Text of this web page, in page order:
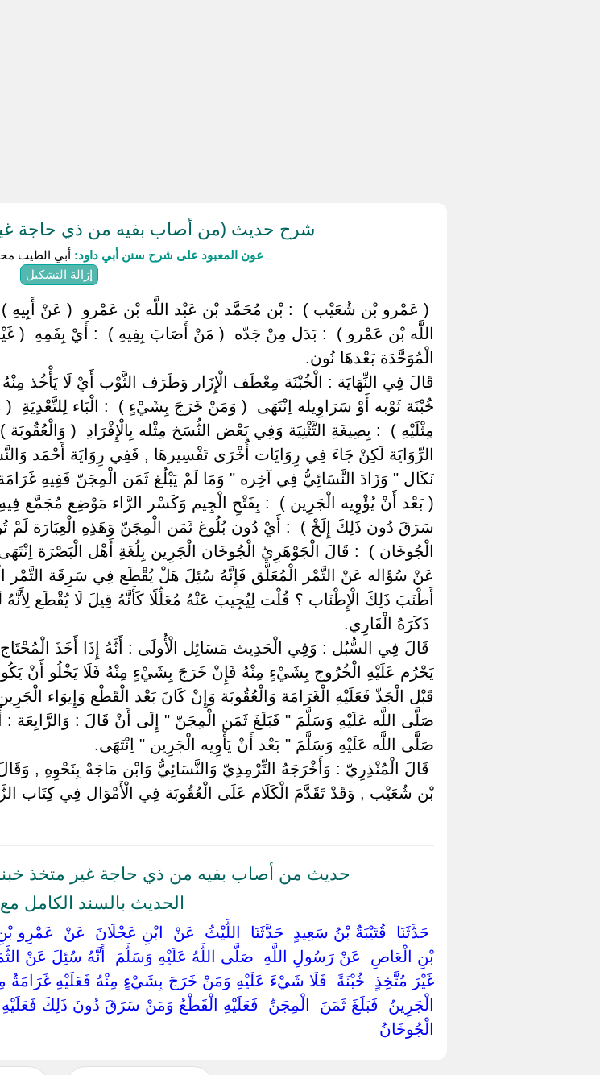
شرح حديث (من أصاب بفيه من ذي حاجة
عون المعبود على شرح سنن أبي داود: أبي الطيب
إزالة التشكيل
‏( عَمْرو بْن شُعَيْب ) ‏ ‏: بْن مُحَمَّد بْن عَبْد اللَّه بْن عَمْرو ‏ ‏( عَنْ
اللَّه بْن عَمْرو ) ‏ ‏: بَدَل مِنْ جَدّه ‏ ‏( مَنْ أَصَابَ بِفِيهِ ) ‏ ‏: أَيْ بِفَمِهِ ‏ ‏(
الْمُوَحَّدَة بَعْدهَا نُون.
قَالَ فِي النِّهَايَة : الْخُبْنَة مِعْطَف الْإِزَار وَطَرَف الثَّوْب أَيْ لَا يَأْخُذ
خُبْنَة ثَوْبه أَوْ سَرَاوِيله اِنْتَهَى ‏ ‏( وَمَنْ خَرَجَ بِشَيْءٍ ) ‏ ‏: الْبَاء لِلتَّعْدِيَةِ
مِثْلَيْهِ ) ‏ ‏: بِصِيغَةِ التَّثْنِيَة وَفِي بَعْض النُّسَخ مِثْله بِالْإِفْرَادِ ‏ ‏(
الرِّوَايَة لَكِنْ جَاءَ فِي رِوَايَات أُخْرَى تَفْسِيرهَا , فَفِي رِوَايَة أَحْمَد
نَكَال " وَزَادَ النَّسَائِيُّ فِي آخِره " وَمَا لَمْ يَبْلُغ ثَمَن الْمِجَنّ فَفِيهِ
‏( بَعْد أَنْ يُؤْوِيه الْجَرِين ) ‏ ‏: بِفَتْحِ الْجِيم وَكَسْر الرَّاء مَوْضِع مُجَمَّع
سَرَقَ دُون ذَلِكَ إِلَخْ ) ‏ ‏: أَيْ دُون بُلُوغ ثَمَن الْمِجَنّ وَهَذِهِ الْعِبَارَة لَمْ
الْجُوخَان ) ‏ ‏: قَالَ الْجَوْهَرِيّ الْجُوخَان الْجَرِين بِلُغَةِ أَهْل الْبَصْرَة
عَنْ سُؤَاله عَنْ التَّمْر الْمُعَلَّق فَإِنَّهُ سُئِلَ هَلْ يُقْطَع فِي سَرِقَة التَّمْر
أَطْنَبَ ذَلِكَ الْإِطْنَاب ؟ قُلْت لِيُجِيبَ عَنْهُ مُعَلِّلًا كَأَنَّهُ قِيلَ لَا يُقْطَع
‏ ‏ذَكَرَهُ الْقَارِي.
‏قَالَ فِي السُّبُل : وَفِي الْحَدِيث مَسَائِل الْأُولَى : أَنَّهُ إِذَا أَخَذَ الْمُحْتَاج
يَحْرُم عَلَيْهِ الْخُرُوج بِشَيْءٍ مِنْهُ فَإِنْ خَرَجَ بِشَيْءٍ مِنْهُ فَلَا يَخْلُو أَنْ
قَبْل الْجَذّ فَعَلَيْهِ الْغَرَامَة وَالْعُقُوبَة وَإِنْ كَانَ بَعْد الْقَطْع وَإِيوَاء
صَلَّى اللَّه عَلَيْهِ وَسَلَّمَ " فَبَلَغَ ثَمَن الْمِجَنّ " إِلَى أَنْ قَالَ :
صَلَّى اللَّه عَلَيْهِ وَسَلَّمَ " بَعْد أَنْ يَأْوِيه الْجَرِين " اِنْتَهَى.
‏قَالَ الْمُنْذِرِيّ : وَأَخْرَجَهُ التِّرْمِذِيّ وَالنَّسَائِيُّ وَابْن مَاجَهْ بِنَحْوِهِ ,
بْن شُعَيْب , وَقَدْ تَقَدَّمَ الْكَلَام عَلَى الْعُقُوبَة فِي الْأَمْوَال فِي كِتَاب
حديث من أصاب بفيه من ذي حاجة غير متخذ
الحديث بالسند الكامل
‏حَدَّثَنَا ‏ ‏قُتَيْبَةُ بْنُ سَعِيدٍ ‏ ‏حَدَّثَنَا ‏ ‏اللَّيْثُ ‏ ‏عَنْ ‏ ‏ابْنِ عَجْلَانَ ‏ ‏عَنْ
بْنِ الْعَاصِ ‏ ‏عَنْ رَسُولِ اللَّهِ ‏ ‏صَلَّى اللَّهُ عَلَيْهِ وَسَلَّمَ ‏ ‏أَنَّهُ سُئِلَ عَنْ
غَيْرَ مُتَّخِذٍ ‏ ‏خُبْنَةً ‏ ‏فَلَا شَيْءَ عَلَيْهِ وَمَنْ خَرَجَ بِشَيْءٍ مِنْهُ فَعَلَيْهِ غَرَامَةُ
‏الْجَرِينُ ‏ ‏فَبَلَغَ ثَمَنَ ‏ ‏الْمِجَنِّ ‏ ‏فَعَلَيْهِ الْقَطْعُ وَمَنْ سَرَقَ دُونَ ذَلِكَ فَعَلَيْهِ
‏الْجُوخَانُ ‏